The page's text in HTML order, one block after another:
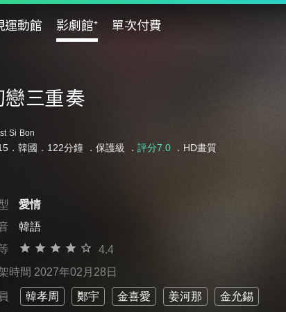
運動館 影劇館⁺ 單次付費
戀三重奏
Si Bon
．韓國．122分鐘 ． 保護級 ． 評分7.0．HD畫質
愛情
韓語
4.4
時間 2027年02月28日
韓孝周 鄭宇 金喜愛 姜河那 金允錫